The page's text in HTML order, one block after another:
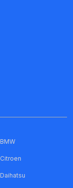
BMW
Citroen
Daihatsu